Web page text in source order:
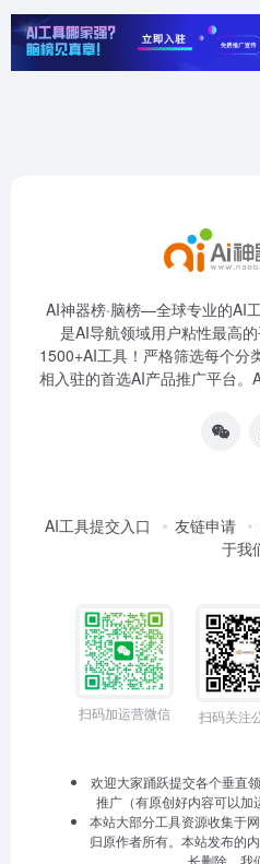
AI神器榜·脑榜—全球专业的AI
是AI导航领域用户粘性最高
1500+AI工具！严格筛选每个分
相入驻的首选AI产品推广平台。
AI工具提交入口 友链申请
于我
扫码加运营微信 扫码关注
欢迎大家踊跃提交各个垂直
推广（有原创好内容可以加
本站大部分工具资源收集于
归原作者所有。本站发布的
长删除，我